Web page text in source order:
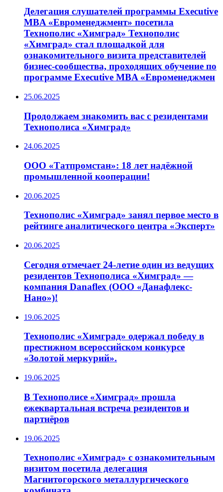
Делегация слушателей программы Executive
MBA «Евроменеджмент» посетила
Технополис «Химград» Технополис
«Химград» стал площадкой для
ознакомительного визита представителей
бизнес-сообщества, проходящих обучение по
программе Executive MBA «Евроменеджмен
25.06.2025
Продолжаем знакомить вас с резидентами
Технополиса «Химград»
24.06.2025
ООО «Татпромстан»: 18 лет надёжной
промышленной кооперации!
20.06.2025
Технополис «Химград» занял первое место в
рейтинге аналитического центра «Эксперт»
20.06.2025
Сегодня отмечает 24-летие один из ведущих
резидентов Технополиса «Химград» —
компания Danaflex (ООО «Данафлекс-
Нано»)!
19.06.2025
Технополис «Химград» одержал победу в
престижном всероссийском конкурсе
«Золотой меркурий».
19.06.2025
В Технополисе «Химград» прошла
ежеквартальная встреча резидентов и
партнёров
19.06.2025
Технополис «Химград» с ознакомительным
визитом посетила делегация
Магнитогорского металлургического